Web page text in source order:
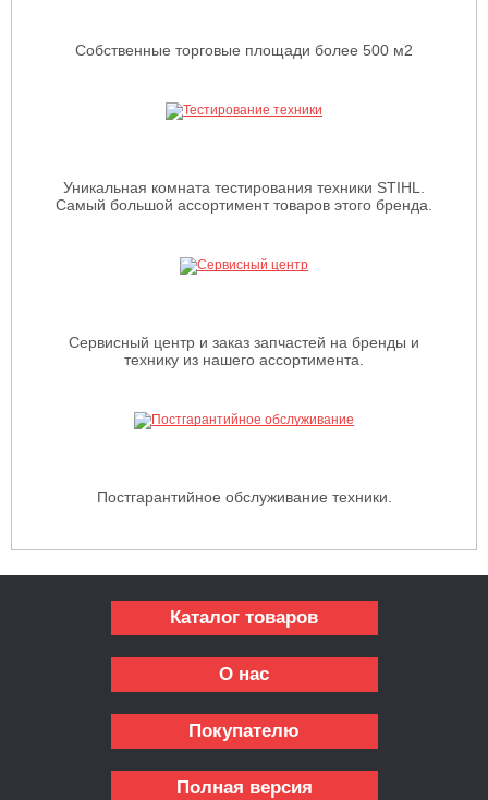
Собственные торговые площади более 500 м2
Уникальная комната тестирования техники STIHL.
Самый большой ассортимент товаров этого бренда.
Сервисный центр и заказ запчастей на бренды и
технику из нашего ассортимента.
Постгарантийное обслуживание техники.
Каталог товаров
О нас
Покупателю
Полная версия